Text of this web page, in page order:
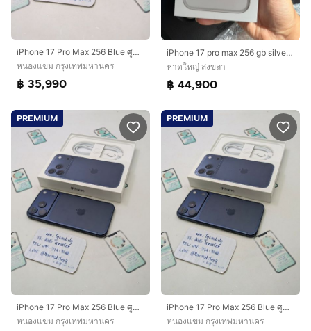
iPhone 17 Pro Max 256 Blue ศูนย์ไทย อุปกรณ์ครบยกกล่อง ขาดสายชาร์จ ประกันเหลือ 4 เดือน สุขภาพแบต 100 ขายตามสภาพ เพียง 35,990 บาท ครับ
หนองแขม กรุงเทพมหานคร
฿ 35,990
iPhone 17 pro max 256 gb silver ใหม่ ไม่แกะไม่แอค
หาดใหญ่ สงขลา
฿ 44,900
PREMIUM
iPhone 17 Pro Max 256 Blue ศูนย์ไทย สภาพสวย อุปกรณ์ครบยกกล่อง ประกันเหลือ 3 เดือน สุขภาพแบต 100 เพียง 40,590 บาท ครับ
หนองแขม กรุงเทพมหานคร
PREMIUM
iPhone 17 Pro Max 256 Blue ศูนย์ไทย สภาพสวย อุปกรณ์ครบยกกล่อง ประกันเหลือ 3 เดือน สุขภาพแบต 100 เพียง 40,590 บาท ครับ
หนองแขม กรุงเทพมหานคร